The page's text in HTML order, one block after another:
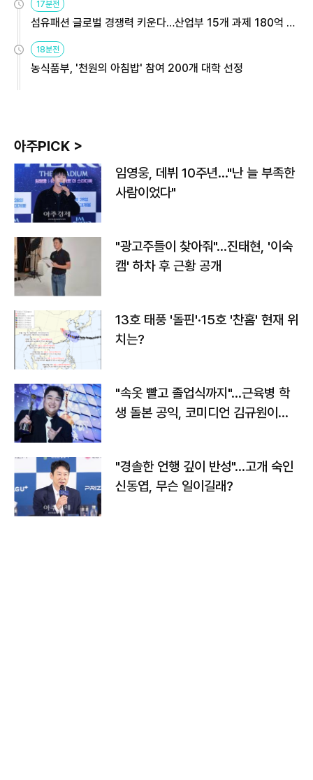
17분전
섬유패션 글로벌 경쟁력 키운다…산업부 15개 과제 180억 지
원
18분전
농식품부, '천원의 아침밥' 참여 200개 대학 선정
아주PICK >
임영웅, 데뷔 10주년…"난 늘 부족한
사람이었다"
"광고주들이 찾아줘"…진태현, '이숙
캠' 하차 후 근황 공개
13호 태풍 '돌핀'·15호 '찬홈' 현재 위
치는?
"속옷 빨고 졸업식까지"…근육병 학
생 돌본 공익, 코미디언 김규원이었
"경솔한 언행 깊이 반성"…고개 숙인
신동엽, 무슨 일이길래?